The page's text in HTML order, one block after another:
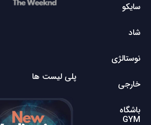
سایکو
شاد
نوستالژی
خارجی
باشگاه
GYM
پلی لیست ها